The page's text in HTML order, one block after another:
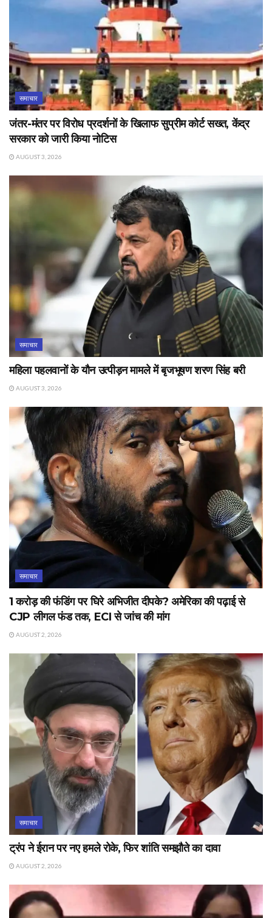
समाचार
जंतर-मंतर पर विरोध प्रदर्शनों के खिलाफ सुप्रीम कोर्ट सख्त, केंद्र
सरकार को जारी किया नोटिस
AUGUST 3, 2026
समाचार
महिला पहलवानों के यौन उत्पीड़न मामले में बृजभूषण शरण सिंह बरी
AUGUST 3, 2026
समाचार
1 करोड़ की फंडिंग पर घिरे अभिजीत दीपके? अमेरिका की पढ़ाई से
CJP लीगल फंड तक, ECI से जांच की मांग
AUGUST 2, 2026
समाचार
ट्रंप ने ईरान पर नए हमले रोके, फिर शांति समझौते का दावा
AUGUST 2, 2026